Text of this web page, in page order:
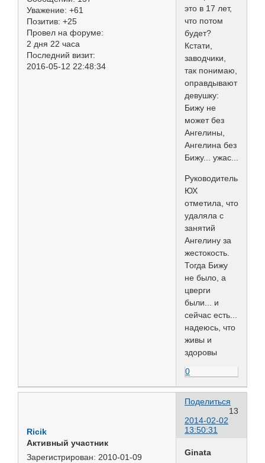
Уважение: +61
Позитив: +25
Провел на форуме:
2 дня 22 часа
Последний визит:
2016-05-12 22:48:34
это в 17 лет,
что потом
будет?
Кстати,
заводчики,
так понимаю,
оправдывают
девушку:
Бижу не
может без
Ангелины,
Ангелина без
Бижу... ужас...
Руководитель
ЮХ
отметила, что
удаляла с
занятий
Ангелину за
жестокость.
Тогда Бижу
не было, а
цверги
были... и
сейчас есть...
надеюсь, что
живы и
здоровы
0
Поделиться
13
2014-02-02
13:50:31
Ricik
Активный участник
Зарегистрирован: 2010-01-09
Ginata